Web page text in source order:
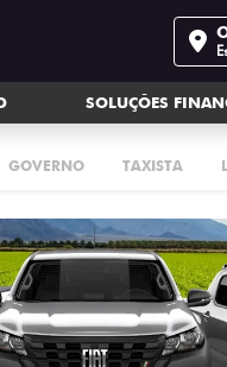
SOLUÇÕES
GOVERNO TAXISTA